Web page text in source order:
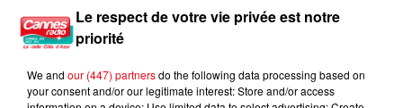
Le respect de votre vie privée est notre
priorité
We and our (447) partnersdo the following data processing based on
your consent and/or our legitimate interest: Store and/or access